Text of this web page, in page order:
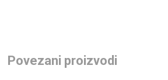
Povezani proizvodi